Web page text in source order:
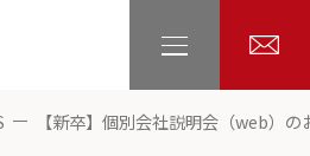
【新卒】個別会社説明会（web）の